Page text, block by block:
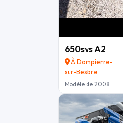
650svs A2
À Dompierre-
sur-Besbre
Modèle de 2008